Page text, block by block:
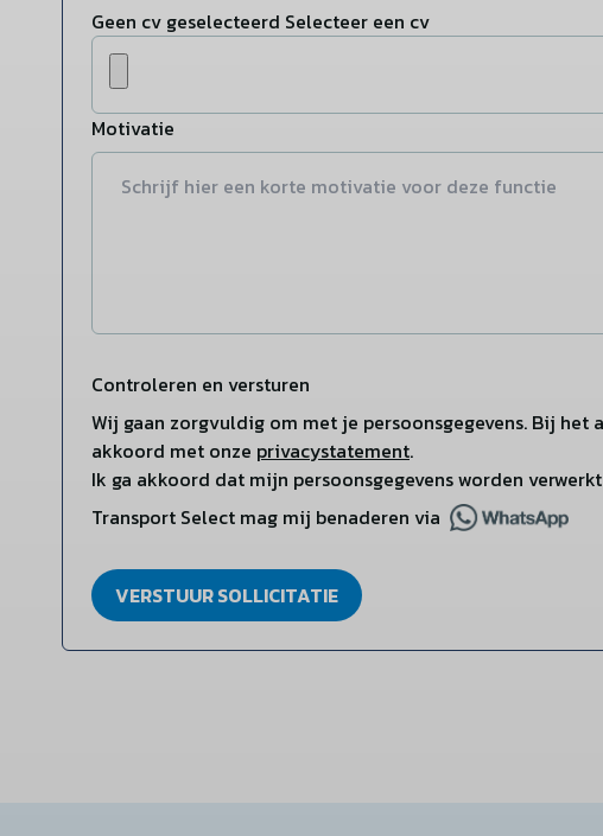
Geen cv geselecteerd Selecteer een cv
Motivatie
Controleren en versturen
Wij gaan zorgvuldig om met je persoonsgegevens. Bij het
akkoord met onze privacystatement.
Ik ga akkoord dat mijn persoonsgegevens worden verwerkt
Transport Select mag mij benaderen via
VERSTUUR SOLLICITATIE